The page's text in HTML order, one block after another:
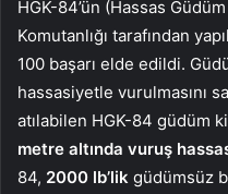
HGK-84’ün (Hassas
Komutanlığı tarafından
100 başarı elde edildi.
hassasiyetle vurulmasını
atılabilen HGK-84 güdüm
metre altında vuruş
84, 2000 lb’lik güdümsüz